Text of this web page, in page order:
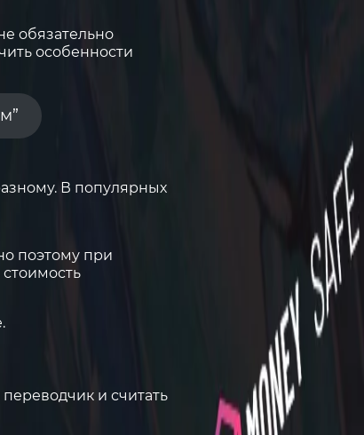
обязательно
особенности
В популярных
поэтому при
.
и считать